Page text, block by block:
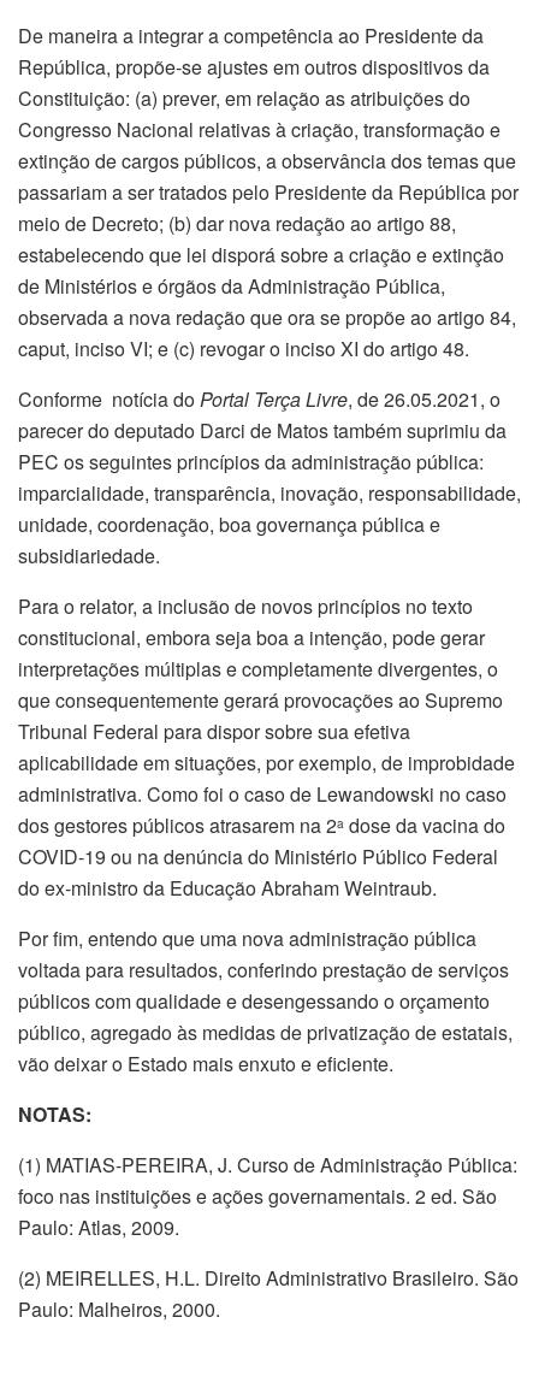
De maneira a integrar a competência ao Presidente da
República, propõe-se ajustes em outros dispositivos da
Constituição: (a) prever, em relação as atribuições do
Congresso Nacional relativas à criação, transformação e
extinção de cargos públicos, a observância dos temas que
passariam a ser tratados pelo Presidente da República por
meio de Decreto; (b) dar nova redação ao artigo 88,
estabelecendo que lei disporá sobre a criação e extinção
de Ministérios e órgãos da Administração Pública,
observada a nova redação que ora se propõe ao artigo 84,
caput, inciso VI; e (c) revogar o inciso XI do artigo 48.
Conforme notícia doPortal Terça Livre, de 26.05.2021, o
parecer do deputado Darci de Matos também suprimiu da
PEC os seguintes princípios da administração pública:
imparcialidade, transparência, inovação, responsabilidade,
unidade, coordenação, boa governança pública e
subsidiariedade.
Para o relator, a inclusão de novos princípios no texto
constitucional, embora seja boa a intenção, pode gerar
interpretações múltiplas e completamente divergentes, o
que consequentemente gerará provocações ao Supremo
Tribunal Federal para dispor sobre sua efetiva
aplicabilidade em situações, por exemplo, de improbidade
administrativa. Como foi o caso de Lewandowski no caso
dos gestores públicos atrasarem na 2a dose da vacina do
COVID-19 ou na denúncia do Ministério Público Federal
do ex-ministro da Educação Abraham Weintraub.
Por fim, entendo que uma nova administração pública
voltada para resultados, conferindo prestação de serviços
públicos com qualidade e desengessando o orçamento
público, agregado às medidas de privatização de estatais,
vão deixar o Estado mais enxuto e eficiente.
NOTAS:
(1) MATIAS-PEREIRA, J. Curso de Administração Pública:
foco nas instituições e ações governamentais. 2 ed. São
Paulo: Atlas, 2009.
(2) MEIRELLES, H.L. Direito Administrativo Brasileiro. São
Paulo: Malheiros, 2000.